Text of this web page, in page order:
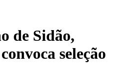
de Sidão,
seleção